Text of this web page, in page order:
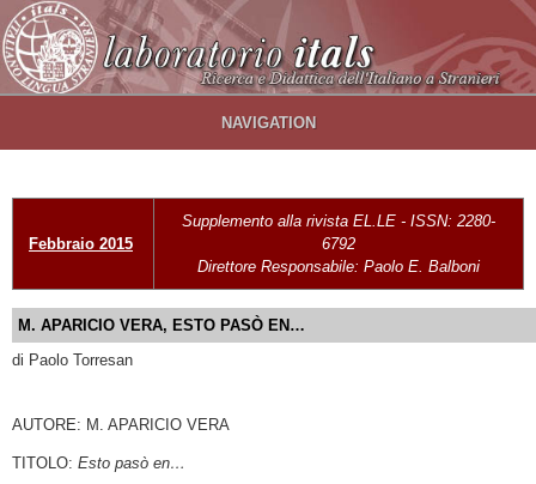
Salta al contenuto principale
NAVIGATION
Febbraio 2015
Supplemento alla rivista EL.LE - ISSN: 2280-
6792
Direttore Responsabile: Paolo E. Balboni
M. APARICIO VERA, ESTO PASÒ EN…
di Paolo Torresan
AUTORE: M. APARICIO VERA
TITOLO: Esto pasò en…